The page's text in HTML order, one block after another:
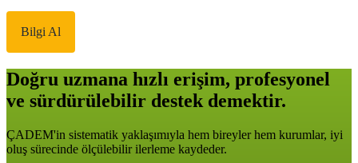
Bilgi Al
Doğru uzmana hızlı erişim, profesyonel
ve sürdürülebilir destek demektir.
ÇADEM'in sistematik yaklaşımıyla hem bireyler hem kurumlar, iyi
oluş sürecinde ölçülebilir ilerleme kaydeder.